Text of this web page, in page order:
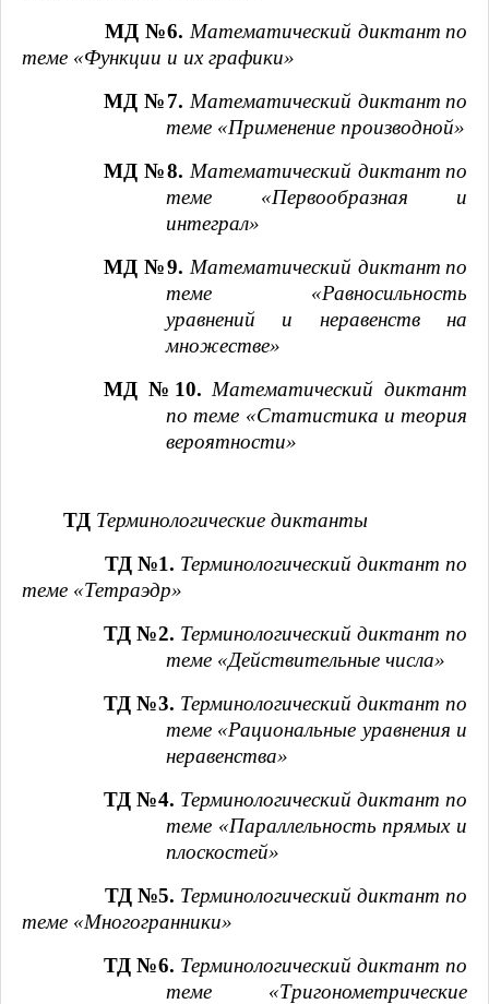
МД №6. Математический диктант по
теме «Функции и их графики»
МД №7. Математический диктант по
теме «Применение производной»
МД №8. Математический диктант по
теме «Первообразная и
интеграл»
МД №9. Математический диктант по
теме «Равносильность
уравнений и неравенств на
множестве»
МД №10. Математический диктант
по теме «Статистика и теория
вероятности»
ТД Терминологические диктанты
ТД №1. Терминологический диктант по
теме «Тетраэдр»
ТД №2. Терминологический диктант по
теме «Действительные числа»
ТД №3. Терминологический диктант по
теме «Рациональные уравнения и
неравенства»
ТД №4. Терминологический диктант по
теме «Параллельность прямых и
плоскостей»
ТД №5. Терминологический диктант по
теме «Многогранники»
ТД №6. Терминологический диктант по
теме «Тригонометрические